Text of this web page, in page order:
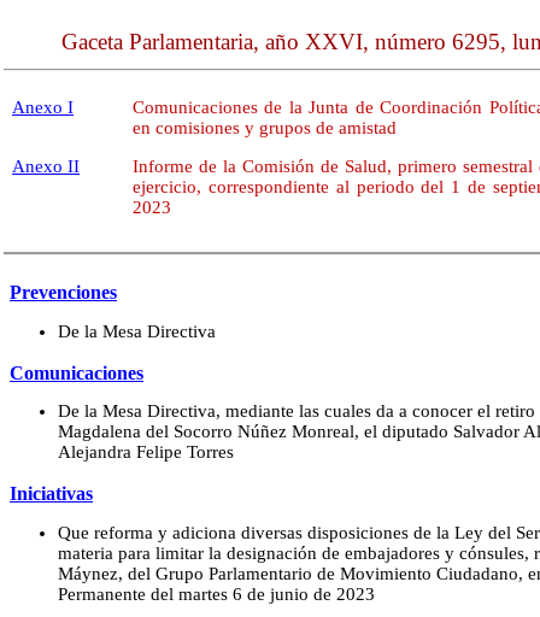
Gaceta Parlamentaria, año XXVI, número 6295,
Anexo I
Comunicaciones de la Junta de Coordinación
en comisiones y grupos de amistad
Anexo II
Informe de la Comisión de Salud, primero
ejercicio, correspondiente al periodo del 1 de
2023
Prevenciones
De la Mesa Directiva
Comunicaciones
De la Mesa Directiva, mediante las cuales da a conocer el
Magdalena del Socorro Núñez Monreal, el diputado Salvador
Alejandra Felipe Torres
Iniciativas
Que reforma y adiciona diversas disposiciones de la Ley del
materia para limitar la designación de embajadores y
Máynez, del Grupo Parlamentario de Movimiento Ciudadano,
Permanente del martes 6 de junio de 2023